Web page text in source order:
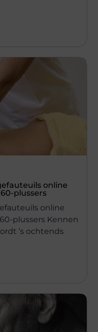
online
plussers
online
plussers Kennen
’s ochtends